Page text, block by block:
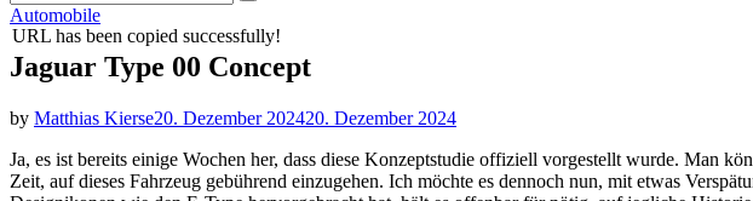
for:
Search
Categories
Automobile
Jaguar Type 00 Concept
by Matthias Kierse20. Dezember 202420. Dezember 2024
Ja, es ist bereits einige Wochen her, dass diese Konzeptstudie offiziell vorgestellt wurde. Man
Zeit, auf dieses Fahrzeug gebührend einzugehen. Ich möchte es dennoch nun, mit etwas
URL has been copied successfully!